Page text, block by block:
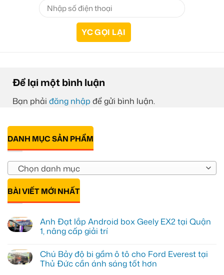
Để lại một bình luận
Bạn phải đăng nhập để gửi bình luận.
DANH MỤC SẢN PHẨM
Chọn danh mục
BÀI VIẾT MỚI NHẤT
Anh Đạt lắp Android box Geely EX2 tại Quận
1, nâng cấp giải trí
bình
luận
ở
Chú Bảy độ bi gầm ô tô cho Ford Everest tại
Thủ Đức cần ánh sáng tốt hơn